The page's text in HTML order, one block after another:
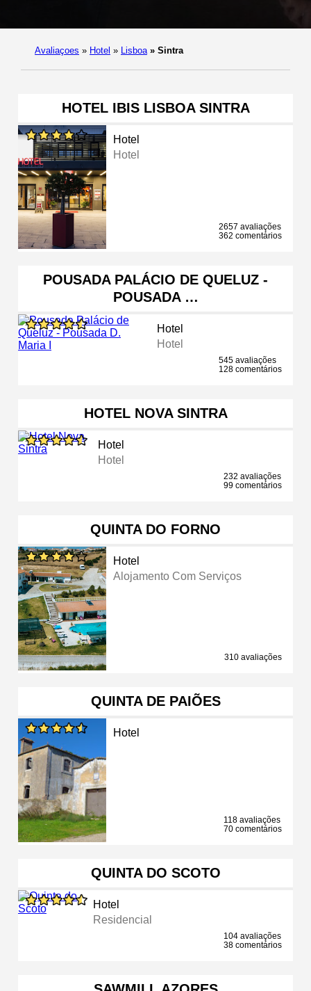
Avaliaçoes » Hotel » Lisboa » Sintra
HOTEL IBIS LISBOA SINTRA
Hotel
Hotel
2657 avaliações
362 comentários
POUSADA PALÁCIO DE QUELUZ -
POUSADA …
Hotel
Hotel
545 avaliações
128 comentários
HOTEL NOVA SINTRA
Hotel
Hotel
232 avaliações
99 comentários
QUINTA DO FORNO
Hotel
Alojamento Com Serviços
310 avaliações
QUINTA DE PAIÕES
Hotel
118 avaliações
70 comentários
QUINTA DO SCOTO
Hotel
Residencial
104 avaliações
38 comentários